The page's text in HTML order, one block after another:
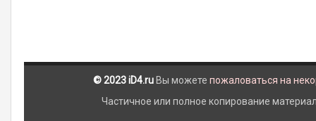
© 2023 iD4.ru Вы можете пожаловаться на
Частичное или полное копирование